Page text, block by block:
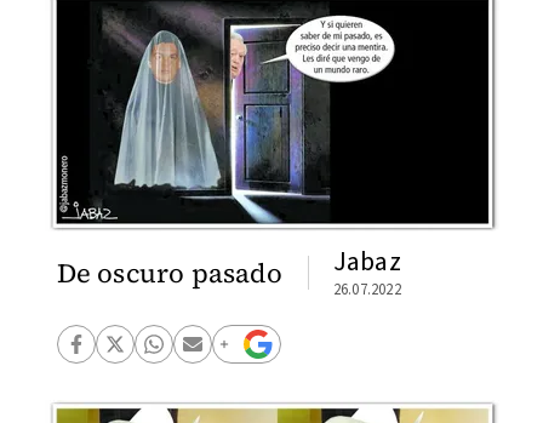
De oscuro pasado Jabaz
26.07.2022